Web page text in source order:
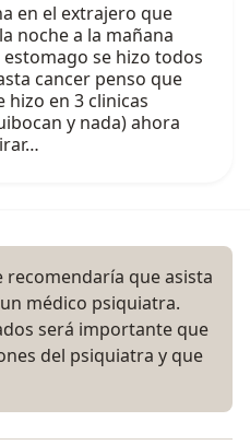
en el extrajero que
noche a la mañana
se hizo todos
cancer penso que
hizo en 3 clinicas
y nada) ahora
recomendaría que asista
médico psiquiatra.
será importante que
del psiquiatra y que